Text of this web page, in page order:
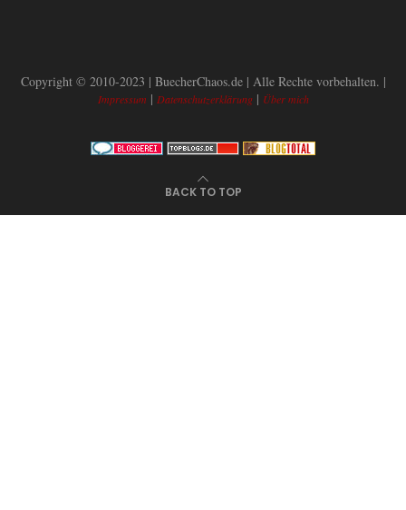
Copyright © 2010-2023 | BuecherChaos.de | Alle Rechte vorbehalten. |
Impressum | Datenschutzerklärung| Über mich
BACK TO TOP